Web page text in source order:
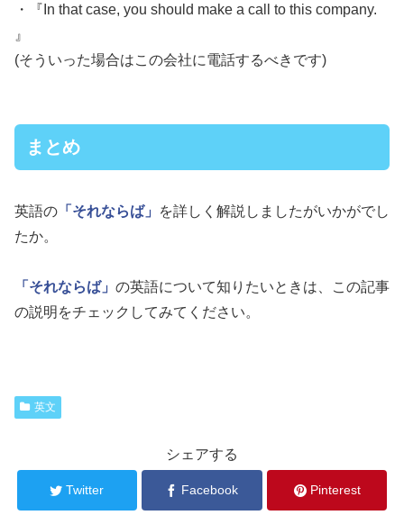
・『In that case, you should make a call to this company.
』
(そういった場合はこの会社に電話するべきです)
まとめ
英語の 「それならば」
を詳しく解説しましたがいかがでし
たか。
「それならば」 の英語について知りたいときは、この記事
の説明をチェックしてみてください。
英文
シェアする
Twitter Facebook Pinterest